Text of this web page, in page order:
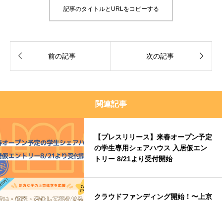
記事のタイトルとURLをコピーする
 前の記事 次の記事 
関連記事
【プレスリリース】来春オープン予定
の学生専用シェアハウス 入居仮エン
トリー 8/21より受付開始
クラウドファンディング開始！〜上京